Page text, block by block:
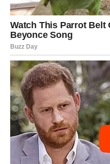
stabilnost.
Sudbinske signale
pojačavaju.
Vaga oseća da je ovog
mnogo snažnije od logike. I
ŠKORPIJA –
za sve što si